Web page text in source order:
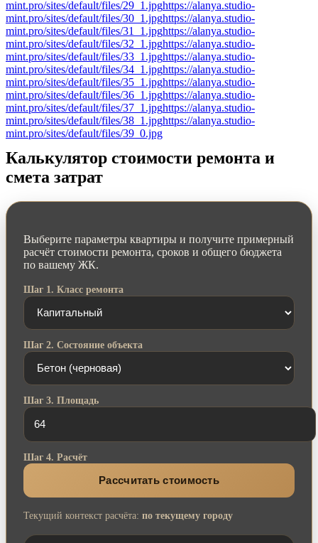
mint.pro/sites/default/files/29_1.jpghttps://alanya.studio-
mint.pro/sites/default/files/30_1.jpghttps://alanya.studio-
mint.pro/sites/default/files/31_1.jpghttps://alanya.studio-
mint.pro/sites/default/files/32_1.jpghttps://alanya.studio-
mint.pro/sites/default/files/33_1.jpghttps://alanya.studio-
mint.pro/sites/default/files/34_1.jpghttps://alanya.studio-
mint.pro/sites/default/files/35_1.jpghttps://alanya.studio-
mint.pro/sites/default/files/36_1.jpghttps://alanya.studio-
mint.pro/sites/default/files/37_1.jpghttps://alanya.studio-
mint.pro/sites/default/files/38_1.jpghttps://alanya.studio-
mint.pro/sites/default/files/39_0.jpg
Калькулятор стоимости ремонта и
смета затрат
Выберите параметры квартиры и получите примерный
расчёт стоимости ремонта, сроков и общего бюджета
по вашему ЖК.
Шаг 1. Класс ремонта
Шаг 2. Состояние объекта
Шаг 3. Площадь
Шаг 4. Расчёт
Рассчитать стоимость
Текущий контекст расчёта: по текущему городу